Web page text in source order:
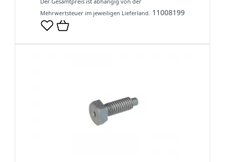
Mehrwertsteuer im jeweiligen Lieferland. 11008199